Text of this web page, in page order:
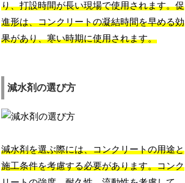
り、打設時間が長い現場で使用されます。促
進形は、コンクリートの凝結時間を早める効
果があり、寒い時期に使用されます。
減水剤の選び方
減水剤を選ぶ際には、コンクリートの用途と
施工条件を考慮する必要があります。コンク